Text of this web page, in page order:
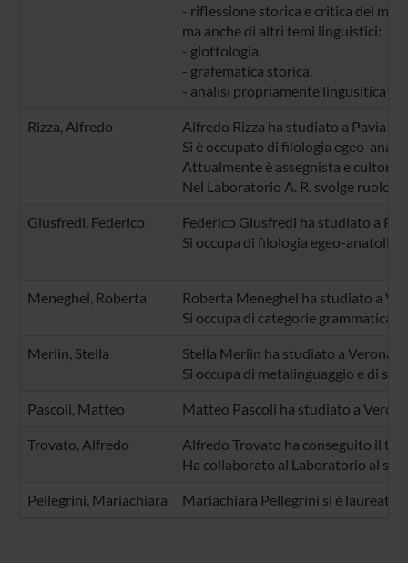
- riflessione storica e critica del
ma anche di altri temi linguistici:
- glottologia,
- grafematica storica,
- analisi propriamente lingusitica
Rizza, Alfredo
Alfredo Rizza ha studiato a Pavia e
Si è occupato di filologia egeo-
Attualmente è assegnista e cultore
Nel Laboratorio A. R. svolge ruolo
Giusfredi, Federico
Federico Giusfredi ha studiato a
Si occupa di filologia egeo-
Meneghel, Roberta
Roberta Meneghel ha studiato a
Si occupa di categorie
Merlin, Stella
Stella Merlin ha studiato a Verona
Si occupa di metalinguaggio e di
Pascoli, Matteo Matteo Pascoli ha studiato a
Trovato, Alfredo
Alfredo Trovato ha conseguito il
Ha collaborato al Laboratorio al
Pellegrini, Mariachiara Mariachiara Pellegrini si è laureata